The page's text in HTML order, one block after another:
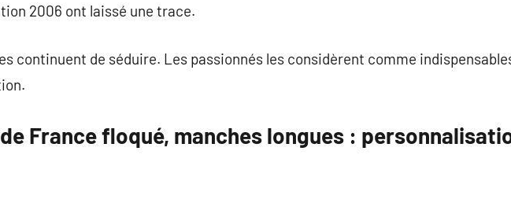
2006 ont laissé une trace.
continuent de séduire. Les passionnés les considèrent comme
France floqué, manches longues :